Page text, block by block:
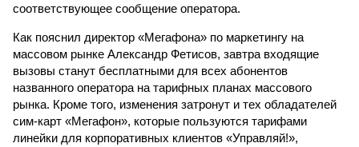
соответствующее сообщение оператора.
Как пояснил директор «Мегафона» по маркетингу на
массовом рынке Александр Фетисов, завтра входящие
вызовы станут бесплатными для всех абонентов
названного оператора на тарифных планах массового
рынка. Кроме того, изменения затронут и тех обладателей
сим-карт «Мегафон», которые пользуются тарифами
линейки для корпоративных клиентов «Управляй!»,